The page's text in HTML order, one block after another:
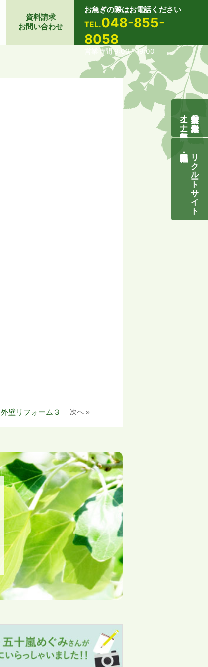
資料請求
お問い合わせ
お急ぎの際はお電話ください
TEL.048-855-
8058
営業時間 9:00～19:00
外壁リフォーム３ 次へ »
自然素材の無垢木造住宅
オーナー様募集説明会
リクルートサイト